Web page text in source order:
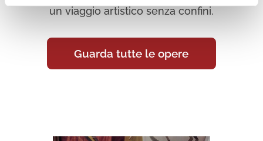
un viaggio artistico senza confini.
Guarda tutte le opere